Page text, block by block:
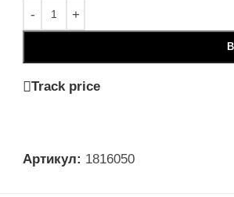
Track price
Артикул: 1816050